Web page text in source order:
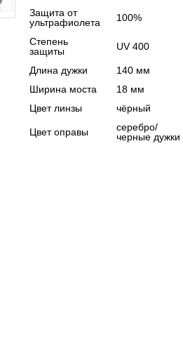
Защита от
ультрафиолета
100%
Степень
защиты
UV 400
Длина дужки
140 мм
Ширина моста
18 мм
Цвет линзы
чёрный
Цвет оправы
серебро/
черные дужки